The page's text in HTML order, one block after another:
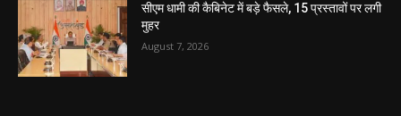
सीएम धामी की कैबिनेट में बड़े फैसले, 15 प्रस्तावों पर लगी
मुहर
August 7, 2026